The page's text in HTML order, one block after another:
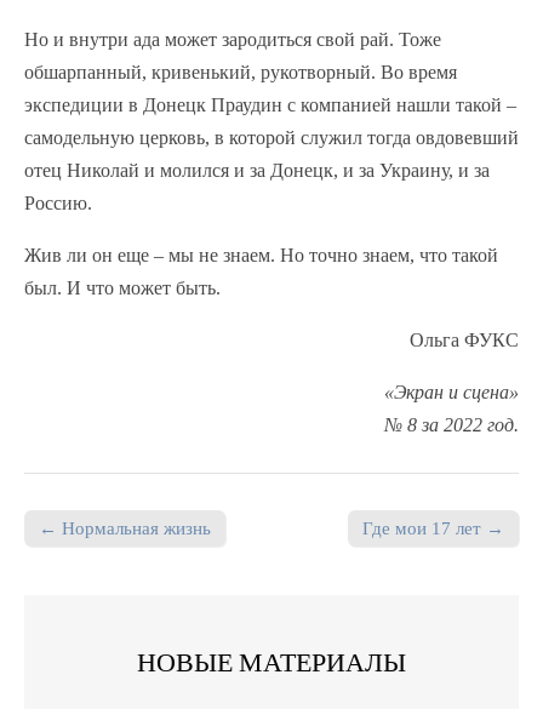
Но и внутри ада может зародиться свой рай. Тоже
обшарпанный, кривенький, рукотворный. Во время
экспедиции в Донецк Праудин с компанией нашли такой –
самодельную церковь, в которой служил тогда овдовевший
отец Николай и молился и за Донецк, и за Украину, и за
Россию.
Жив ли он еще – мы не знаем. Но точно знаем, что такой
был. И что может быть.
Ольга ФУКС
«Экран и сцена»
№ 8 за 2022 год.
← Нормальная жизнь Где мои 17 лет →
НОВЫЕ МАТЕРИАЛЫ